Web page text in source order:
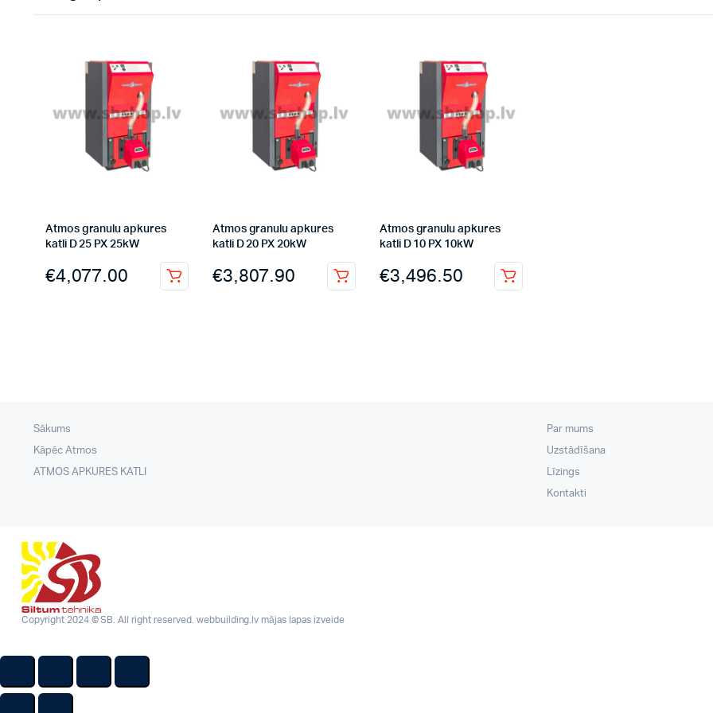
Atmos granulu apkures
katli D 25 PX 25kW
€4,077.00
Atmos granulu apkures
katli D 20 PX 20kW
€3,807.90
Atmos granulu apkures
katli D 10 PX 10kW
€3,496.50
Sākums
Kāpēc Atmos
ATMOS APKURES KATLI
Par mums
Uzstādīšana
Līzings
Kontakti
Copyright 2024 © SB. All right reserved. webbuilding.lvmājas lapas izveide